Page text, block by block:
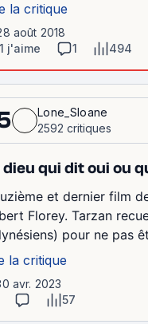
la critique
août 2018
1 j'aime
1 494
Lone_Sloane
2592 critiques
dieu qui dit oui ou
et dernier film
Florey. Tarzan
pour ne pas
la critique
avr. 2023
57